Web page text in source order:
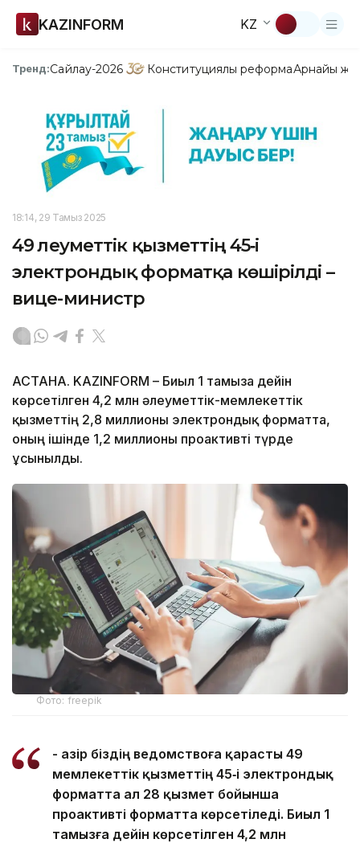
KAZINFORM KZ
Тренд:Сайлау-2026 Конституциялық реформаАрнайы
18:14, 29 Тамыз 2025
49 әлеуметтік қызметтің 45‑і
электрондық форматқа көшірілді –
вице-министр
АСТАНА. KAZINFORM – Биыл 1 тамызға дейін
көрсетілген 4,2 млн әлеуметтік-мемлекеттік
қызметтің 2,8 миллионы электрондық форматта,
оның ішінде 1,2 миллионы проактивті түрде
ұсынылды.
Фото: freepik
- Қазір біздің ведомствоға қарасты 49
мемлекеттік қызметтің 45‑і электрондық
форматта ал 28 қызмет бойынша
проактивті форматта көрсетіледі. Биыл 1
тамызға дейін көрсетілген 4,2 млн